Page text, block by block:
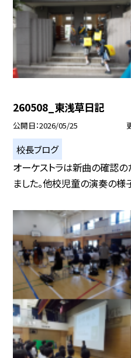
260508_東浅草日記
公開日 2026/05/25
校長ブログ
オーケストラは新曲の確認
ました。他校児童の演奏の様